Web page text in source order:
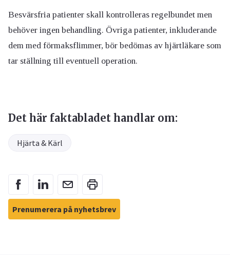
Besvärsfria patienter skall kontrolleras regelbundet men
behöver ingen behandling. Övriga patienter, inkluderande
dem med förmaksflimmer, bör bedömas av hjärtläkare som
tar ställning till eventuell operation.
Det här faktabladet handlar om:
Hjärta & Kärl
Prenumerera på nyhetsbrev